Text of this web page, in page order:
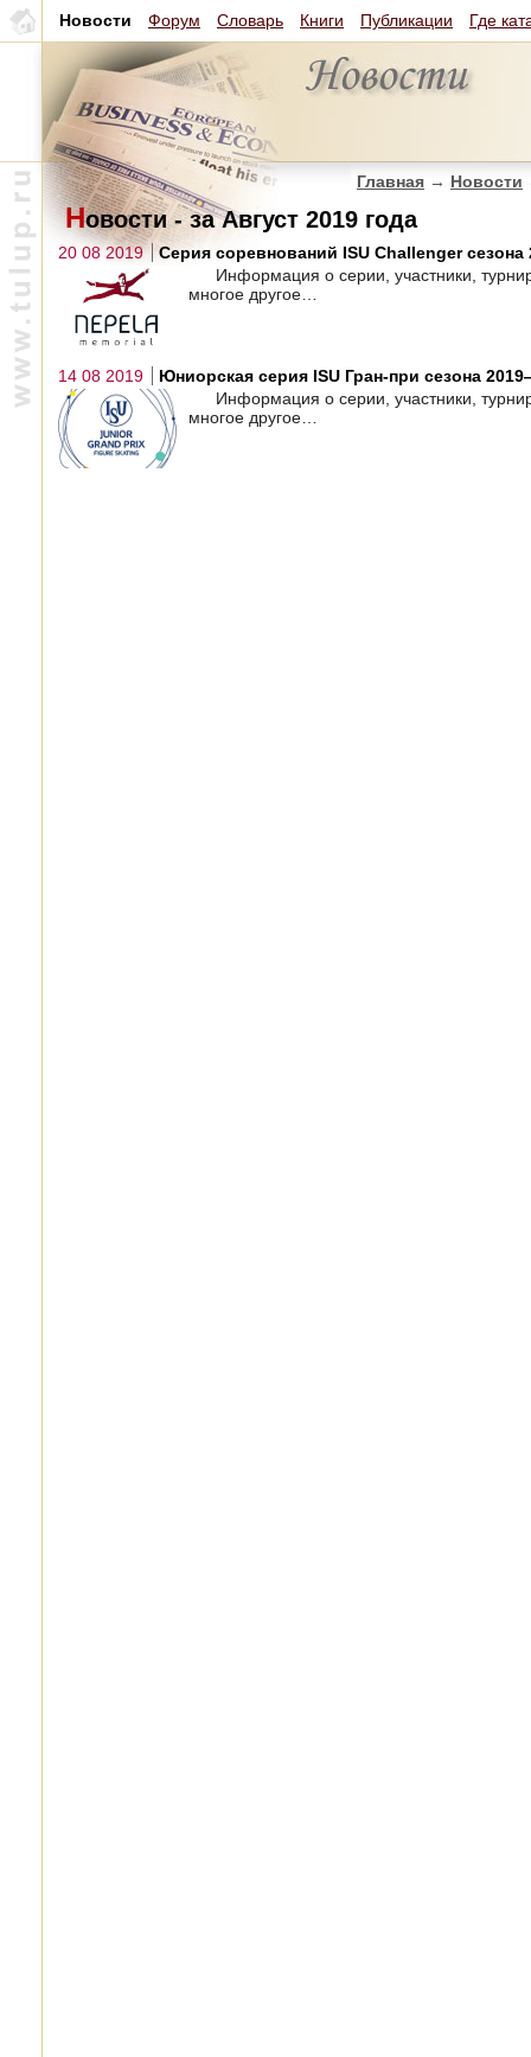
Новости Форум Словарь Книги Публикации Где
Главная → Новости
Новости - за Август 2019 года
20 08 2019
Серия соревнований ISU Challenger сезона
Информация о серии, участники,
многое другое…
14 08 2019
Юниорская серия ISU Гран-при сезона
Информация о серии, участники,
многое другое…